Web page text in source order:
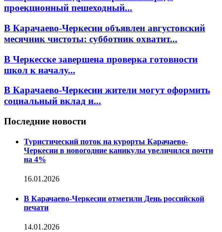
проекционный пешеходный...
В Карачаево-Черкесии объявлен августовский
месячник чистоты: субботник охватит...
В Черкесске завершена проверка готовности
школ к началу...
В Карачаево-Черкесии жители могут оформить
социальный вклад и...
Последние новости
Туристический поток на курорты Карачаево-
Черкесии в новогодние каникулы увеличился почти
на 4%
16.01.2026
В Карачаево-Черкесии отметили День российской
печати
14.01.2026